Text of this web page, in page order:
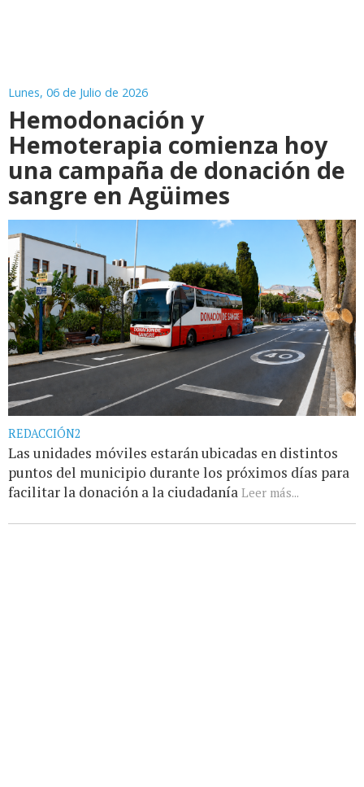
Lunes, 06 de Julio de 2026
Hemodonación y
Hemoterapia comienza hoy
una campaña de donación de
sangre en Agüimes
REDACCIÓN2
Las unidades móviles estarán ubicadas en distintos
puntos del municipio durante los próximos días para
facilitar la donación a la ciudadanía Leer más...